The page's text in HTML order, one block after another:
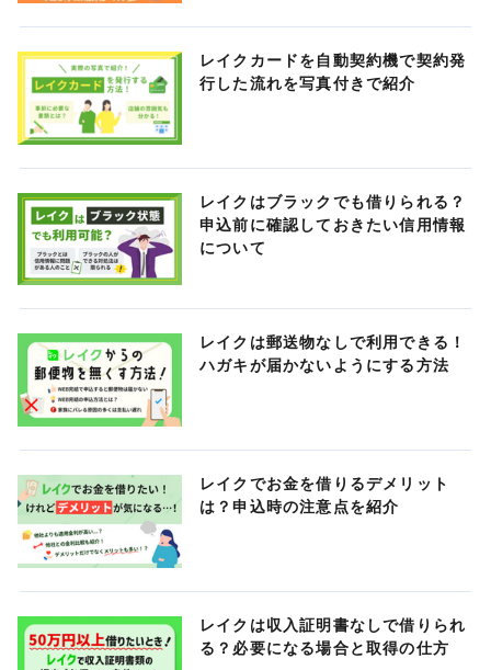
レイクカードを自動契約機で契約発
行した流れを写真付きで紹介
レイクはブラックでも借りられる？
申込前に確認しておきたい信用情報
について
レイクは郵送物なしで利用できる！
ハガキが届かないようにする方法
レイクでお金を借りるデメリット
は？申込時の注意点を紹介
レイクは収入証明書なしで借りられ
る？必要になる場合と取得の仕方